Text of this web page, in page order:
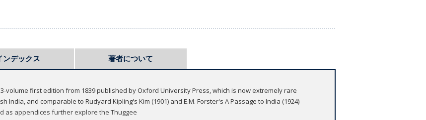
ンデックス 著者について
volume first edition from 1839 published by Oxford University Press, which is now extremely rare
India, and comparable to Rudyard Kipling's Kim (1901) and E.M. Forster's A Passage to India (1924)
as appendices further explore the Thuggee